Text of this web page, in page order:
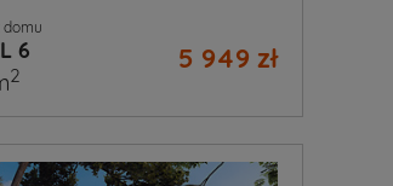
domu
6 5 949 zł
2